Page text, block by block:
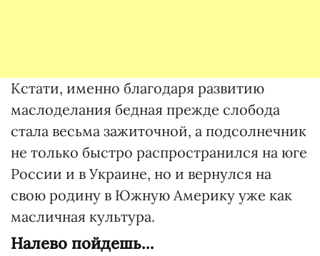
Кстати, именно благодаря развитию
маслоделания бедная прежде слобода
стала весьма зажиточной, а подсолнечник
не только быстро распространился на юге
России и в Украине, но и вернулся на
свою родину в Южную Америку уже как
масличная культура.
Налево пойдешь…